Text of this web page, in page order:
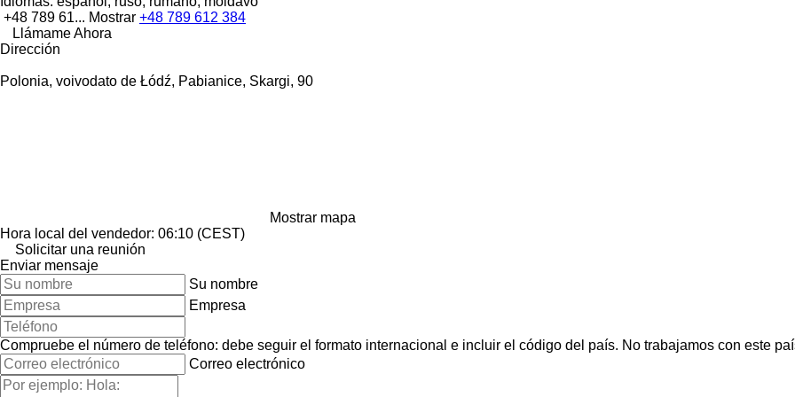
+48 789 61... Mostrar +48 789 612 384
Llámame Ahora
Dirección
Polonia, voivodato de Łódź, Pabianice, Skargi, 90
Mostrar mapa
Hora local del vendedor: 06:10 (CEST)
Solicitar una reunión
Enviar mensaje
Su nombre
Empresa
Compruebe el número de teléfono: debe seguir el formato internacional e incluir el código del país. No trabajamos con este
Correo electrónico